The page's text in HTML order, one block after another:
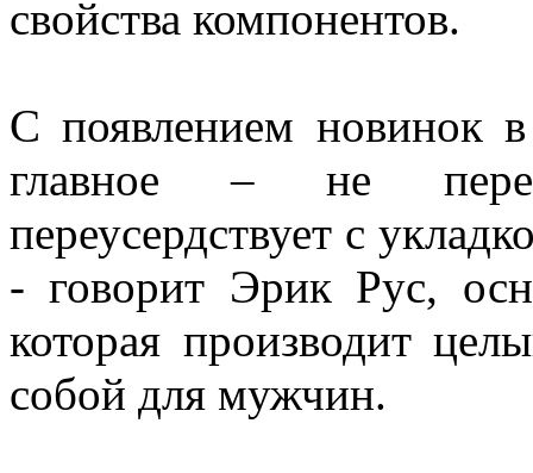
свойства компонентов.
С появлением новинок в
главное – не
переусердствует с
- говорит Эрик Рус,
которая производит
собой для мужчин.